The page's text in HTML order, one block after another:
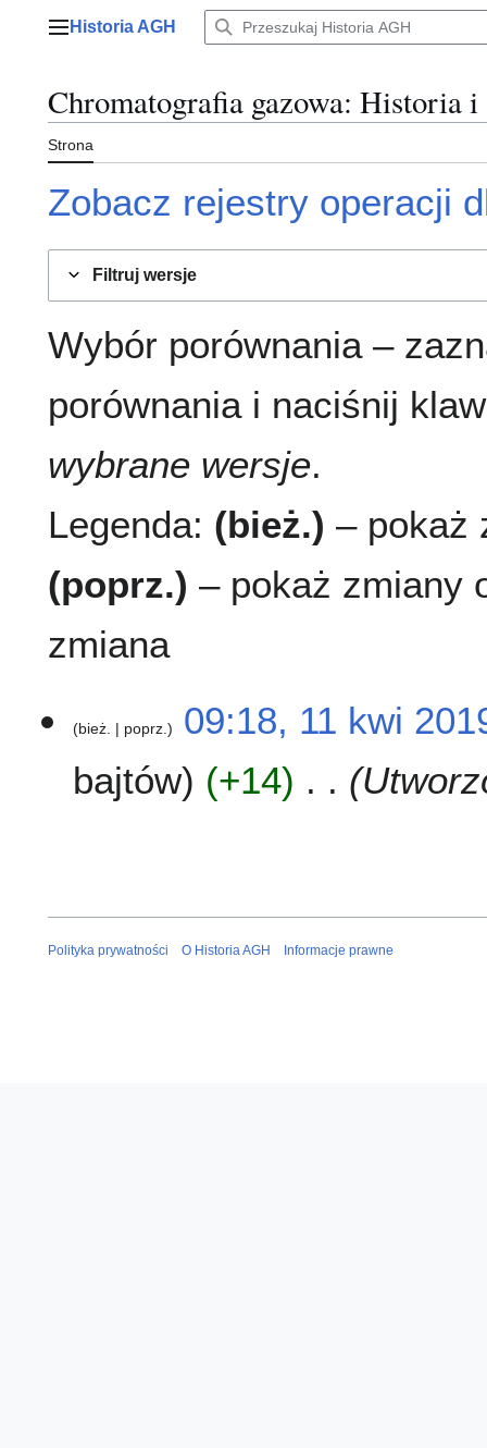
Menu główne
Historia AGH
Chromatografia gazowa: Historia i
Strona
Zobacz rejestry operacji
Filtruj wersje
Wybór porównania –
porównania i naciśnij
wybrane wersje.
Legenda: (bież.) – pokaż
(poprz.) – pokaż zmiany
zmiana
1
bież. poprz.
09:18, 11 kwi
bajtów
+14
Polityka prywatności O Historia AGH Informacje prawne